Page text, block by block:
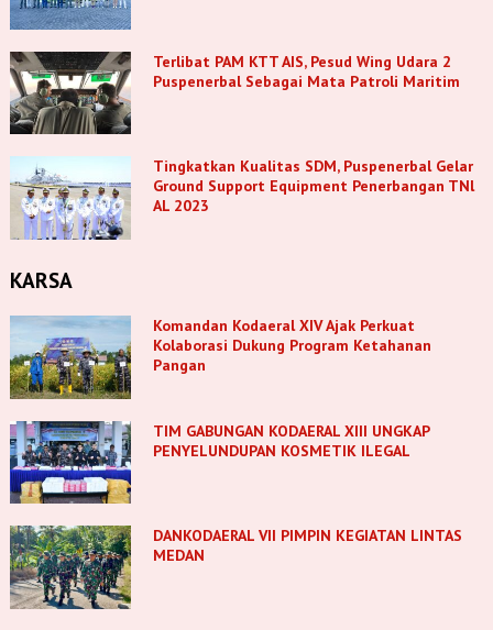
Terlibat PAM KTT AIS, Pesud Wing Udara 2
Puspenerbal Sebagai Mata Patroli Maritim
Tingkatkan Kualitas SDM, Puspenerbal Gelar
Ground Support Equipment Penerbangan TNl
AL 2023
KARSA
Komandan Kodaeral XIV Ajak Perkuat
Kolaborasi Dukung Program Ketahanan
Pangan
TIM GABUNGAN KODAERAL XIII UNGKAP
PENYELUNDUPAN KOSMETIK ILEGAL
DANKODAERAL VII PIMPIN KEGIATAN LINTAS
MEDAN